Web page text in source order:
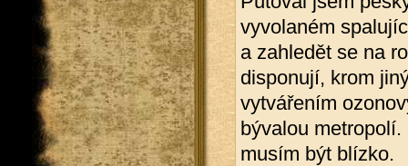
vyvolaném
a zahledět se na
disponují, krom
vytvářením
bývalou
musím být blízko.